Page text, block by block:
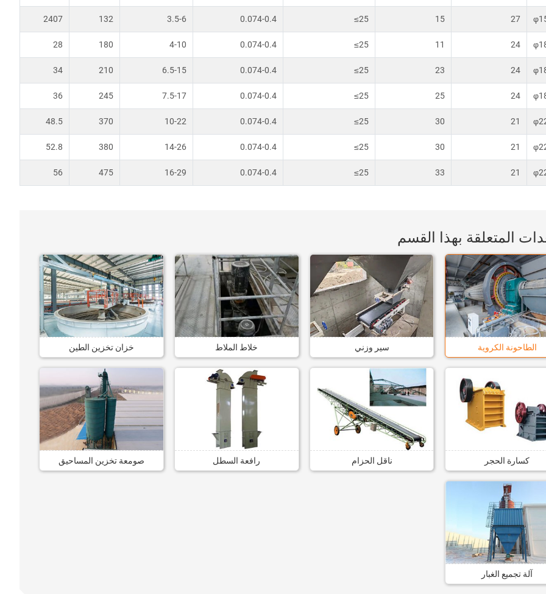
27
15
≤25
0.074-0.4
3.5-6
132
2407
24
11
≤25
0.074-0.4
4-10
180
28
24
23
≤25
0.074-0.4
6.5-15
210
34
24
25
≤25
0.074-0.4
7.5-17
245
36
21
30
≤25
0.074-0.4
10-22
370
48.5
21
30
≤25
0.074-0.4
14-26
380
52.8
21
33
≤25
0.074-0.4
16-29
475
56
المتعلقة بهذا القسم
الطاحونة الكروية سير وزني خلاط الملاط خزان تخزين الطين
كسارة الحجر ناقل الحزام رافعة السطل صومعة تخزين المساحيق
آلة تجميع الغبار